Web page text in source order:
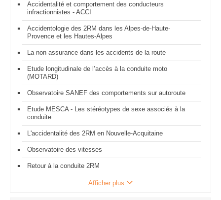
Accidentalité et comportement des conducteurs
infractionnistes - ACCI
Accidentologie des 2RM dans les Alpes-de-Haute-
Provence et les Hautes-Alpes
La non assurance dans les accidents de la route
Etude longitudinale de l’accès à la conduite moto
(MOTARD)
Observatoire SANEF des comportements sur autoroute
Etude MESCA - Les stéréotypes de sexe associés à la
conduite
L'accidentalité des 2RM en Nouvelle-Acquitaine
Observatoire des vitesses
Retour à la conduite 2RM
Afficher plus